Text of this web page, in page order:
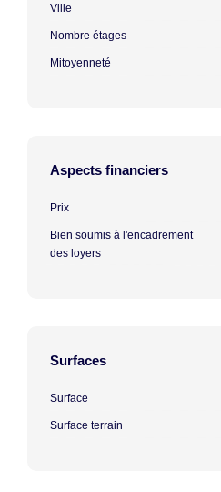
Ville
Nombre étages
Mitoyenneté
Aspects financiers
Prix
Bien soumis à l'encadrement
des loyers
Surfaces
Surface
Surface terrain